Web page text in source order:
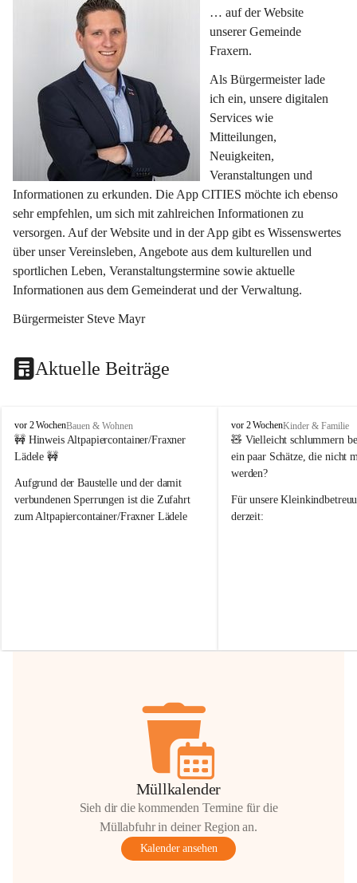
… auf der Website
unserer Gemeinde
Fraxern.
Als Bürgermeister lade
ich ein, unsere digitalen
Services wie
Mitteilungen,
Neuigkeiten,
Veranstaltungen und
Informationen zu erkunden. Die App CITIES möchte ich ebenso
sehr empfehlen, um sich mit zahlreichen Informationen zu
versorgen. Auf der Website und in der App gibt es Wissenswertes
über unser Vereinsleben, Angebote aus dem kulturellen und
sportlichen Leben, Veranstaltungstermine sowie aktuelle
Informationen aus dem Gemeinderat und der Verwaltung.
Bürgermeister Steve Mayr
Aktuelle Beiträge
F
r
a
e
r
n
vor 2 WochenBauen & Wohnen
🚧 Hinweis Altpapiercontainer/Fraxner
Lädele 🚧
Aufgrund der Baustelle und der damit
verbundenen Sperrungen ist die Zufahrt
zum Altpapiercontainer/Fraxner Lädele
Hilfsbereitschaft!
F
r
a
x
r
n
vor 2 WochenKinder & Familie
🧸 Vielleicht schlummern
ein paar Schätze, die nicht
werden?
Für unsere
derzeit:
Müllkalender
Sieh dir die kommenden Termine für die
Müllabfuhr in deiner Region an.
Kalender ansehen